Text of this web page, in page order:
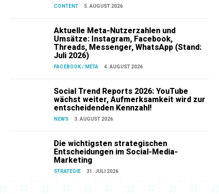
CONTENT 5. AUGUST 2026
Aktuelle Meta-Nutzerzahlen und
Umsätze: Instagram, Facebook,
Threads, Messenger, WhatsApp (Stand:
Juli 2026)
FACEBOOK / META 4. AUGUST 2026
Social Trend Reports 2026: YouTube
wächst weiter, Aufmerksamkeit wird zur
entscheidenden Kennzahl!
NEWS 3. AUGUST 2026
Die wichtigsten strategischen
Entscheidungen im Social-Media-
Marketing
STRATEGIE 31. JULI 2026